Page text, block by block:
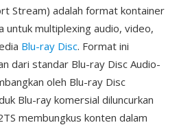
Stream) adalah format kontainer
untuk multiplexing audio, video,
Blu-ray Disc. Format ini
dari standar Blu-ray Disc Audio-
oleh Blu-ray Disc
Blu-ray komersial diluncurkan
membungkus konten dalam